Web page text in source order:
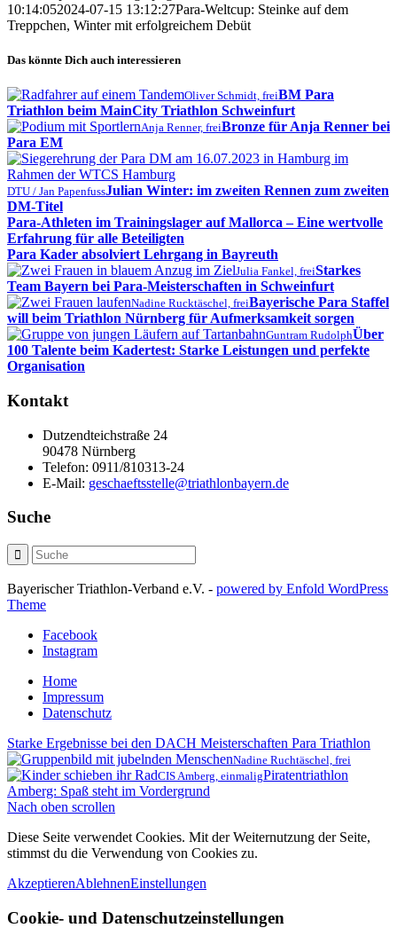
10:14:052024-07-15 13:12:27Para-Weltcup: Steinke auf dem
Treppchen, Winter mit erfolgreichem Debüt
Das könnte Dich auch interessieren
Oliver Schmidt, freiBM Para
Triathlon beim MainCity Triathlon Schweinfurt
Anja Renner, freiBronze für Anja Renner bei
Para EM
DTU / Jan PapenfussJulian Winter: im zweiten Rennen zum zweiten
DM-Titel
Para-Athleten im Trainingslager auf Mallorca – Eine wertvolle
Erfahrung für alle Beteiligten
Para Kader absolviert Lehrgang in Bayreuth
Julia Fankel, freiStarkes
Team Bayern bei Para-Meisterschaften in Schweinfurt
Nadine Rucktäschel, freiBayerische Para Staffel
will beim Triathlon Nürnberg für Aufmerksamkeit sorgen
Guntram RudolphÜber
100 Talente beim Kadertest: Starke Leistungen und perfekte
Organisation
Kontakt
Dutzendteichstraße 24
90478 Nürnberg
Telefon: 0911/810313-24
E-Mail: geschaeftsstelle@triathlonbayern.de
Suche
Bayerischer Triathlon-Verband e.V. - powered by Enfold WordPress
Theme
Facebook
Instagram
Home
Impressum
Datenschutz
Starke Ergebnisse bei den DACH Meisterschaften Para Triathlon
Nadine Ruchtäschel, frei
CIS Amberg, einmaligPiratentriathlon
Amberg: Spaß steht im Vordergrund
Nach oben scrollen
Diese Seite verwendet Cookies. Mit der Weiternutzung der Seite,
stimmst du die Verwendung von Cookies zu.
AkzeptierenAblehnenEinstellungen
Cookie- und Datenschutzeinstellungen